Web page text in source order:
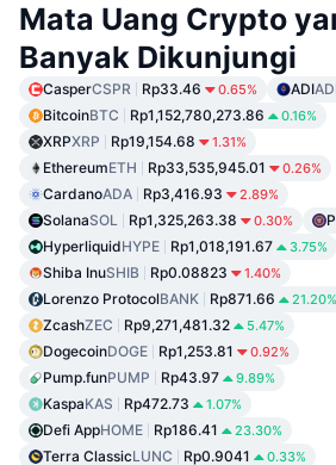
Mata Uang Crypto
Banyak Dikunjungi
CasperCSPR Rp33.46 0.65% ADI
BitcoinBTC Rp1,152,780,273.86 0.16%
XRPXRP Rp19,154.68 1.31%
EthereumETH Rp33,535,945.01 0.26%
CardanoADA Rp3,416.93 2.89%
SolanaSOL Rp1,325,263.38 0.30%
HyperliquidHYPE Rp1,018,191.67 3.75%
Shiba InuSHIB Rp0.08823 1.40%
Lorenzo ProtocolBANK Rp871.66 21.20%
ZcashZEC Rp9,271,481.32 5.47%
DogecoinDOGE Rp1,253.81 0.92%
Pump.funPUMP Rp43.97 9.89%
KaspaKAS Rp472.73 1.07%
Defi AppHOME Rp186.41 23.30%
Terra ClassicLUNC Rp0.9041 0.33%